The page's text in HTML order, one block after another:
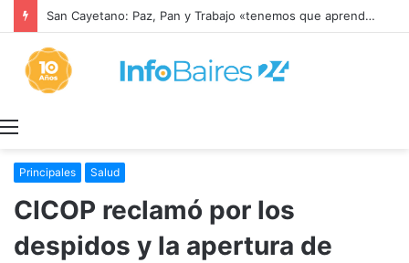
San Cayetano: Paz, Pan y Trabajo «tenemos que aprender a dialogar y a tratarnos bien» Mons. García Cuerva
Principales Salud
CICOP reclamó por los
despidos y la apertura de